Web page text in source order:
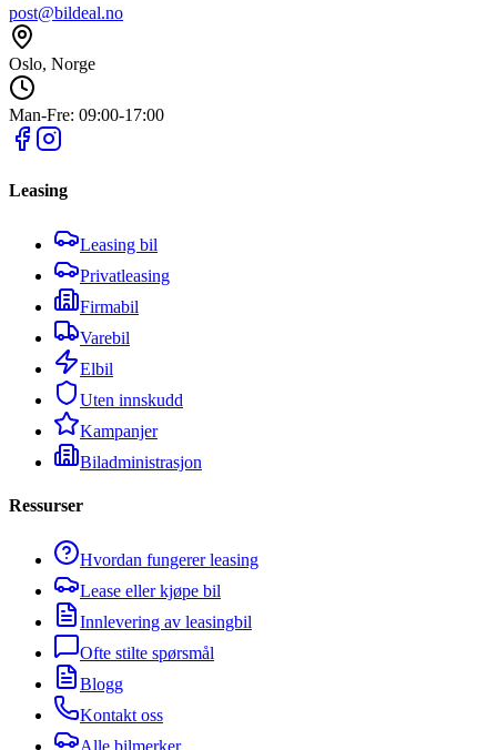
post@bildeal.no
Oslo, Norge
Man-Fre: 09:00-17:00
Leasing
Leasing bil
Privatleasing
Firmabil
Varebil
Elbil
Uten innskudd
Kampanjer
Biladministrasjon
Ressurser
Hvordan fungerer leasing
Lease eller kjøpe bil
Innlevering av leasingbil
Ofte stilte spørsmål
Blogg
Kontakt oss